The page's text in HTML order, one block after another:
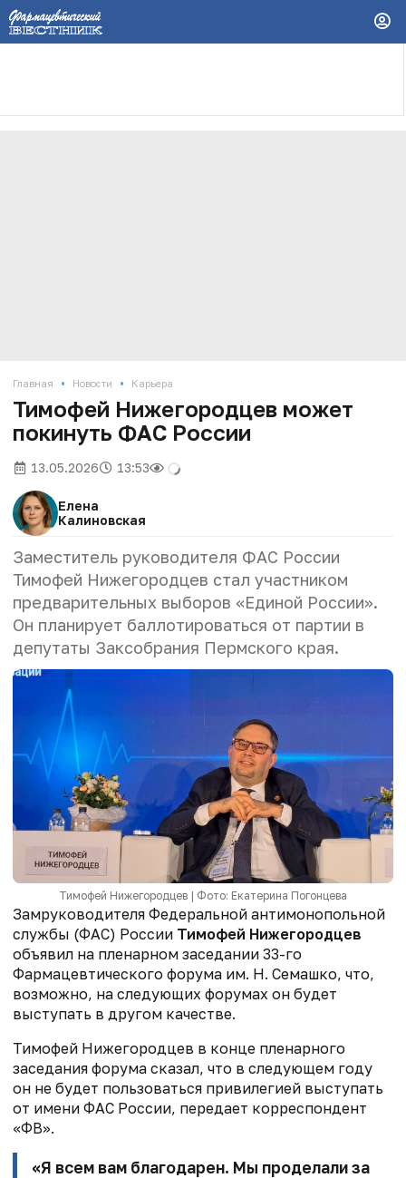
Главная • Новости • Карьера
Тимофей Нижегородцев может
покинуть ФАС России
13.05.2026 13:53
Елена
Калиновская
Заместитель руководителя ФАС России
Тимофей Нижегородцев стал участником
предварительных выборов «Единой России».
Он планирует баллотироваться от партии в
депутаты Заксобрания Пермского края.
Тимофей Нижегородцев | Фото: Екатерина Погонцева
Замруководителя Федеральной антимонопольной
службы (ФАС) России Тимофей Нижегородцев
объявил на пленарном заседании 33-го
Фармацевтического форума им. Н. Семашко, что,
возможно, на следующих форумах он будет
выступать в другом качестве.
Тимофей Нижегородцев в конце пленарного
заседания форума сказал, что в следующем году
он не будет пользоваться привилегией выступать
от имени ФАС России, передает корреспондент
«ФВ».
«Я всем вам благодарен. Мы проделали за